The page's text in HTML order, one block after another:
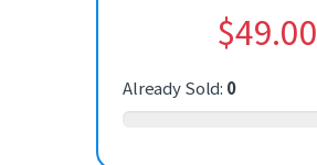
$49.00
Already Sold: 0